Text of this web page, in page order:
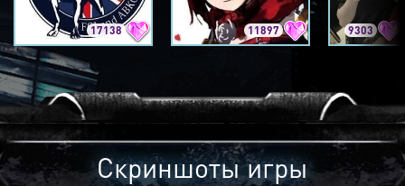
17138 11897 9303
Скриншоты игры